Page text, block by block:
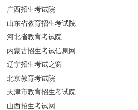
广西招生考试院
山东省教育招生考试院
河北省教育考试院
内蒙古招生考试信息网
辽宁招生考试之窗
北京教育考试院
天津市教育招生考试院
山西招生考试网